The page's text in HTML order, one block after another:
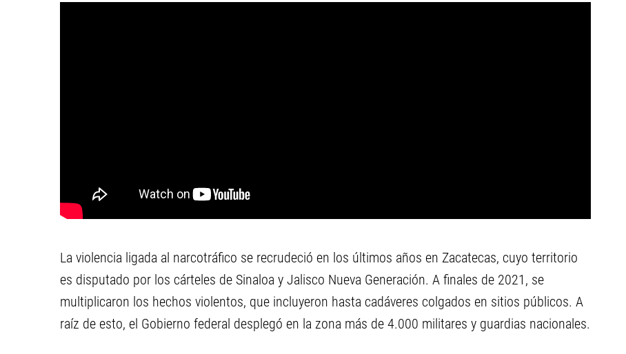
La violencia ligada al narcotráfico se recrudeció en los últimos años en Zacatecas, cuyo territorio
es disputado por los cárteles de Sinaloa y Jalisco Nueva Generación. A finales de 2021, se
multiplicaron los hechos violentos, que incluyeron hasta cadáveres colgados en sitios públicos. A
raíz de esto, el Gobierno federal desplegó en la zona más de 4.000 militares y guardias nacionales.